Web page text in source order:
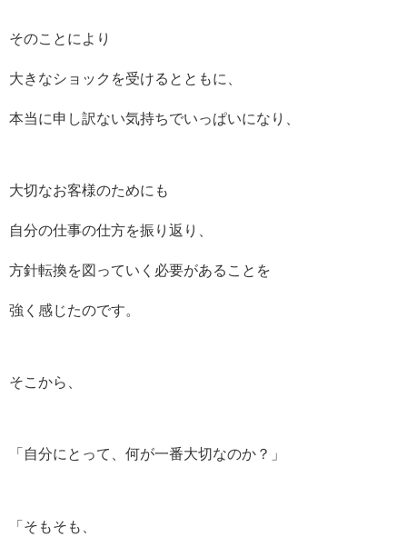
そのことにより
大きなショックを受けるとともに、
本当に申し訳ない気持ちでいっぱいになり、
大切なお客様のためにも
自分の仕事の仕方を振り返り、
方針転換を図っていく必要があることを
強く感じたのです。
そこから、
「自分にとって、何が一番大切なのか？」
「そもそも、